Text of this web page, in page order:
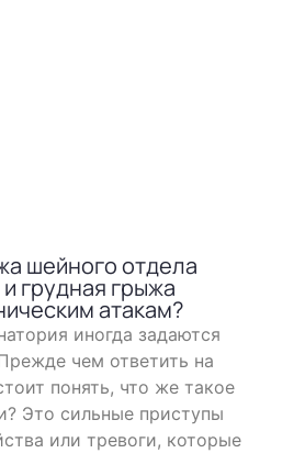
шейного отдела
грудная грыжа
атакам?
иногда задаются
чем ответить на
понять, что же такое
Это сильные приступы
или тревоги, которые